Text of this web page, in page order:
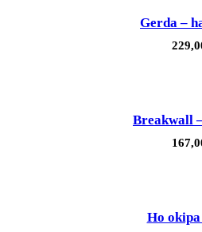
Gerda –
Breakwall
Ho